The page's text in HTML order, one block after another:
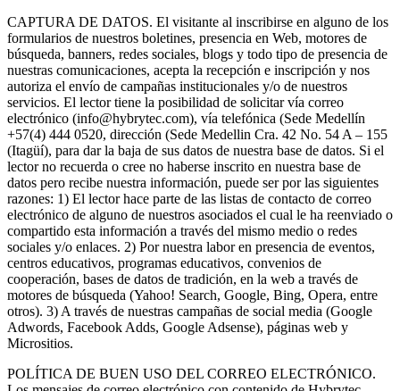
CAPTURA DE DATOS. El visitante al inscribirse en alguno de los
formularios de nuestros boletines, presencia en Web, motores de
búsqueda, banners, redes sociales, blogs y todo tipo de presencia de
nuestras comunicaciones, acepta la recepción e inscripción y nos
autoriza el envío de campañas institucionales y/o de nuestros
servicios. El lector tiene la posibilidad de solicitar vía correo
electrónico (info@hybrytec.com), vía telefónica (Sede Medellín
+57(4) 444 0520, dirección (Sede Medellin Cra. 42 No. 54 A – 155
(Itagüí), para dar la baja de sus datos de nuestra base de datos. Si el
lector no recuerda o cree no haberse inscrito en nuestra base de
datos pero recibe nuestra información, puede ser por las siguientes
razones: 1) El lector hace parte de las listas de contacto de correo
electrónico de alguno de nuestros asociados el cual le ha reenviado o
compartido esta información a través del mismo medio o redes
sociales y/o enlaces. 2) Por nuestra labor en presencia de eventos,
centros educativos, programas educativos, convenios de
cooperación, bases de datos de tradición, en la web a través de
motores de búsqueda (Yahoo! Search, Google, Bing, Opera, entre
otros). 3) A través de nuestras campañas de social media (Google
Adwords, Facebook Adds, Google Adsense), páginas web y
Micrositios.
POLÍTICA DE BUEN USO DEL CORREO ELECTRÓNICO.